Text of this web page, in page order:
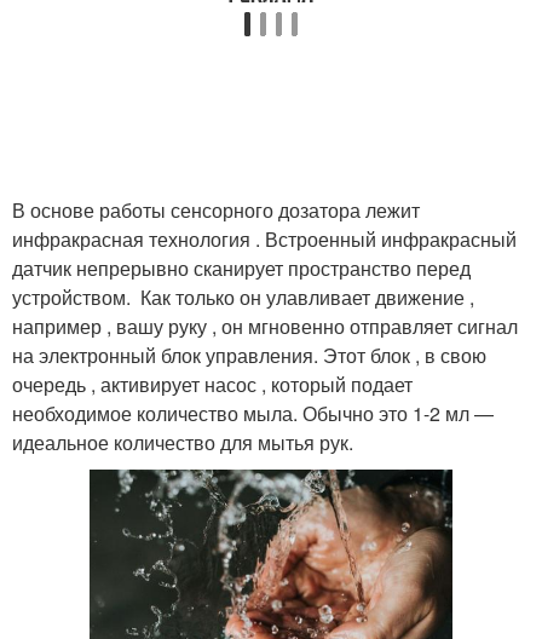
В основе работы сенсорного дозатора лежит
инфракрасная технология . Встроенный инфракрасный
датчик непрерывно сканирует пространство перед
устройством. ️ Как только он улавливает движение ,
например , вашу руку , он мгновенно отправляет сигнал
на электронный блок управления. Этот блок , в свою
очередь , активирует насос , который подает
необходимое количество мыла. Обычно это 1-2 мл —
идеальное количество для мытья рук.